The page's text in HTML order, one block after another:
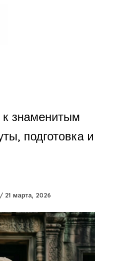
знаменитым
подготовка и
/ 21 марта, 2026